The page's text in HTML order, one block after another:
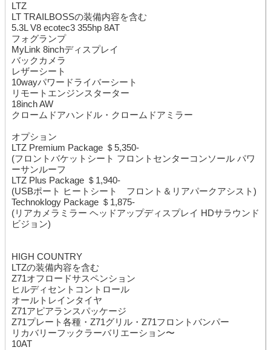
LTZ
LT TRAILBOSSの装備内容を含む
5.3L V8 ecotec3 355hp 8AT
フォグランプ
MyLink 8inchディスプレイ
バックカメラ
レザーシート
10wayパワードライバーシート
リモートエンジンスターター
18inch AW
クロームドアハンドル・クロームドアミラー
オプション
LTZ Premium Package ＄5,350-
(フロントバケットシート フロントセンターコンソール パワ
ーサンルーフ
LTZ Plus Package ＄1,940-
(USBポート ヒートシート フロント＆リアパークアシスト)
Technoklogy Package ＄1,875-
(リアカメラミラー ヘッドアップディスプレイ HDサラウンド
ビジョン)
HIGH COUNTRY
LTZの装備内容を含む
Z71オフロードサスペンション
ヒルディセントコントロール
オールトレインタイヤ
Z71アピアランスパッケージ
Z71プレート各種・Z71グリル・Z71フロントバンパー
リカバリーフックラーバリエーション〜
10AT